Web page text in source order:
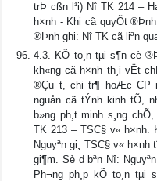
trÞ cßn l¹i) Nî TK 214 –
h×nh - Khi cã quyÕt
®Þnh ghi: Nî TK cã liªn
4.3. KÕ to¸n tµi s¶n cè
kh«ng cã h×nh th¸i vËt
®Çu t­, chi tr¶ hoÆc CP
nguån cã tÝnh kinh tÕ,
b»ng ph¸t minh s¸ng
TK 213 – TSC§ v« h×nh.
Nguyªn gi¸ TSC§ v« h×nh
gi¶m. Sè d­ bªn Nî:
Ph­¬ng ph¸p kÕ to¸n tµi